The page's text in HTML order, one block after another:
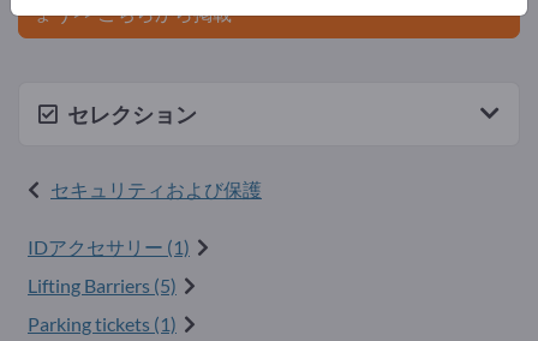
ょう>> こちらから掲載
セレクション
セキュリティおよび保護
IDアクセサリー (1)
Lifting Barriers (5)
Parking tickets (1)